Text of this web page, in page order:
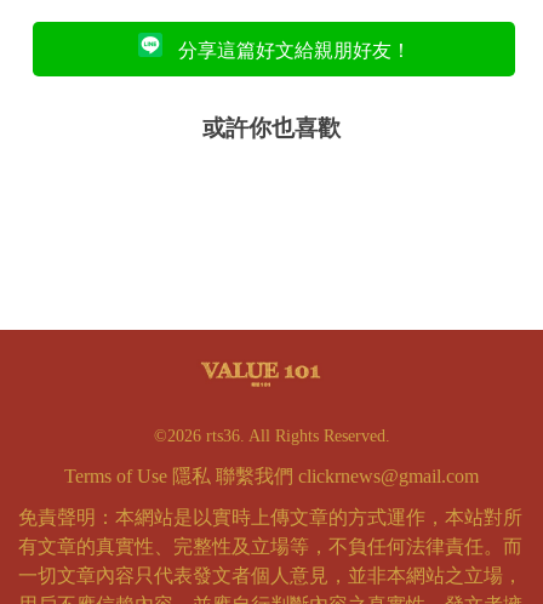
分享這篇好文給親朋好友！
或許你也喜歡
©2026 rts36. All Rights Reserved.
Terms of Use 隱私 聯繫我們 clickrnews@gmail.com
免責聲明：本網站是以實時上傳文章的方式運作，本站對所
有文章的真實性、完整性及立場等，不負任何法律責任。而
一切文章內容只代表發文者個人意見，並非本網站之立場，